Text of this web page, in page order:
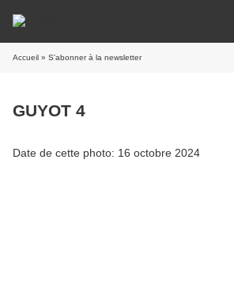
Accueil » S'abonner à la newsletter
GUYOT 4
Date de cette photo: 16 octobre 2024